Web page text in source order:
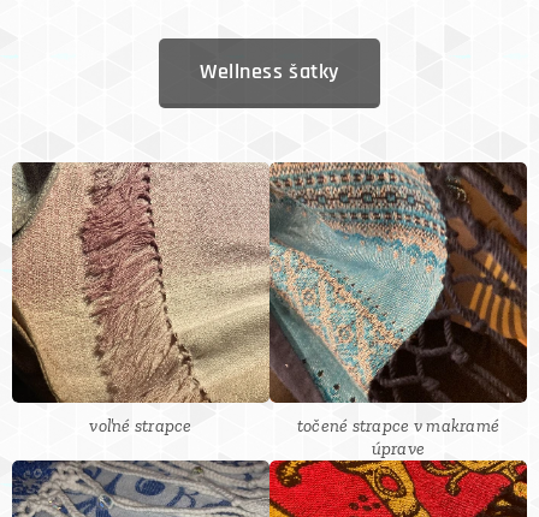
Wellness šatky
voľné strapce
točené strapce v makramé
úprave